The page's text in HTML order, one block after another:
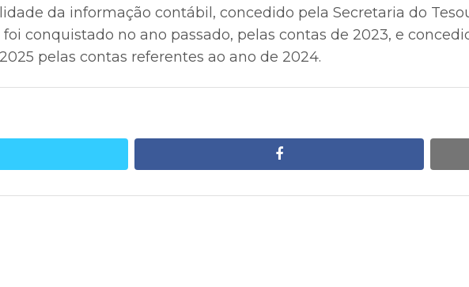
da informação contábil, concedido pela Secretaria do
foi conquistado no ano passado, pelas contas de 2023, e
pelas contas referentes ao ano de 2024.
facebook